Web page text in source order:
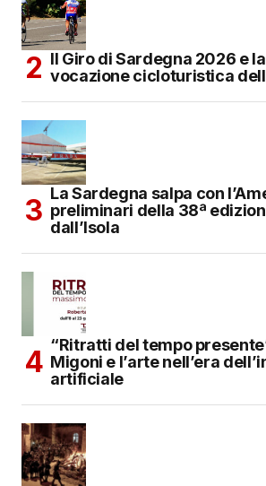
Il Giro di Sardegna 2026 e
vocazione cicloturistica
La Sardegna salpa con
preliminari della 38ª
dall’Isola
“Ritratti del tempo
Migoni e l’arte nell’era
artificiale